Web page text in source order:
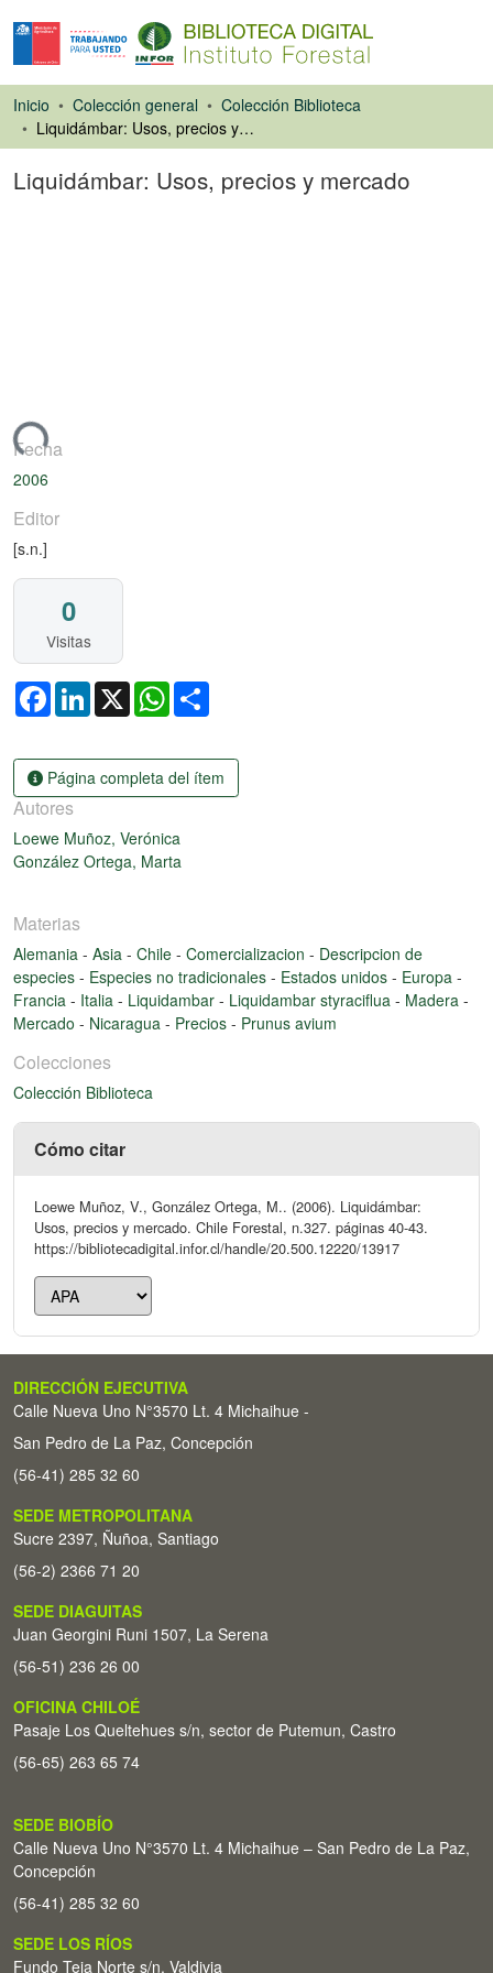
Inicio Colección general
Colección Biblioteca
Liquidámbar: Usos, precios y mercado
Liquidámbar: Usos, precios y mercado
Fecha
2006
Editor
[s.n.]
0
Visitas
FacebookLinkedIn
X WhatsApp
Página completa del ítem
Autores
Loewe Muñoz, Verónica
González Ortega, Marta
Materias
Alemania - Asia - Chile - Comercializacion - Descripcion de
especies - Especies no tradicionales - Estados unidos - Europa -
Francia - Italia - Liquidambar - Liquidambar styraciflua - Madera -
Mercado - Nicaragua - Precios - Prunus avium
Colecciones
Colección Biblioteca
Cómo citar
Loewe Muñoz, V., González Ortega, M.. (2006). Liquidámbar:
Usos, precios y mercado. Chile Forestal, n.327. páginas 40-43.
https://bibliotecadigital.infor.cl/handle/20.500.12220/13917
DIRECCIÓN EJECUTIVA
Calle Nueva Uno N°3570 Lt. 4 Michaihue -
San Pedro de La Paz, Concepción
(56-41) 285 32 60
SEDE METROPOLITANA
Sucre 2397, Ñuñoa, Santiago
(56-2) 2366 71 20
SEDE DIAGUITAS
Juan Georgini Runi 1507, La Serena
(56-51) 236 26 00
OFICINA CHILOÉ
Pasaje Los Queltehues s/n, sector de Putemun, Castro
(56-65) 263 65 74
SEDE BIOBÍO
Calle Nueva Uno N°3570 Lt. 4 Michaihue – San Pedro de La Paz,
Concepción
(56-41) 285 32 60
SEDE LOS RÍOS
Fundo Teja Norte s/n. Valdivia